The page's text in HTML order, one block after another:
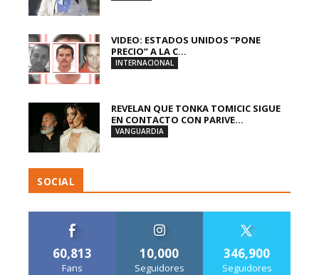
VIDEO: ESTADOS UNIDOS “PONE
PRECIO” A LA C...
INTERNACIONAL
REVELAN QUE TONKA TOMICIC SIGUE
EN CONTACTO CON PARIVE...
VANGUARDIA
SOCIAL
60,813
Fans
10,000
Seguidores
346,900
Seguidores